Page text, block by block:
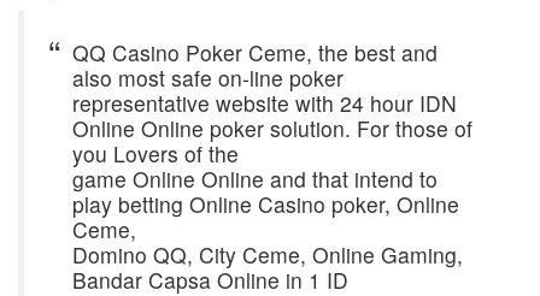
QQ Casino Poker Ceme, the best and
also most safe on-line poker
representative website with 24 hour IDN
Online Online poker solution. For those of
you Lovers of the
game Online Online and that intend to
play betting Online Casino poker, Online
Ceme,
Domino QQ, City Ceme, Online Gaming,
Bandar Capsa Online in 1 ID